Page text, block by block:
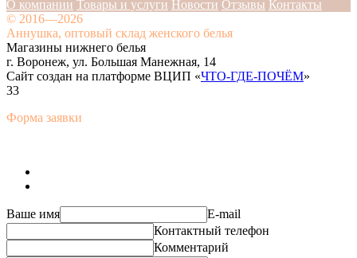
О компании Товары и услуги Новости Отзывы Контакты
© 2016—2026
Аннушка, оптовый склад женского белья
Магазины нижнего белья
г. Воронеж, ул. Большая Манежная, 14
Сайт создан на платформе ВЦИП «ЧТО-ГДЕ-ПОЧЁМ»
33
Форма заявки
Ваше имя
E-mail
Контактный телефон
Комментарий